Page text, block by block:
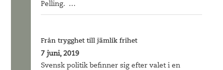
Pelling. …
Från trygghet till jämlik frihet
7 juni, 2019
Svensk politik befinner sig efter valet i en